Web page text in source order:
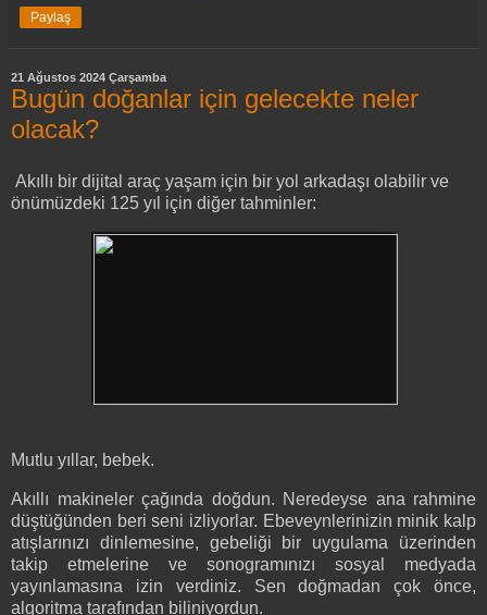
Paylaş
21 Ağustos 2024 Çarşamba
Bugün doğanlar için gelecekte neler
olacak?
Akıllı bir dijital araç yaşam için bir yol arkadaşı olabilir ve
önümüzdeki 125 yıl için diğer tahminler:
Mutlu yıllar, bebek.
Akıllı makineler çağında doğdun. Neredeyse ana rahmine
düştüğünden beri seni izliyorlar. Ebeveynlerinizin minik kalp
atışlarınızı dinlemesine, gebeliği bir uygulama üzerinden
takip etmelerine ve sonogramınızı sosyal medyada
yayınlamasına izin verdiniz. Sen doğmadan çok önce,
algoritma tarafından biliniyordun.